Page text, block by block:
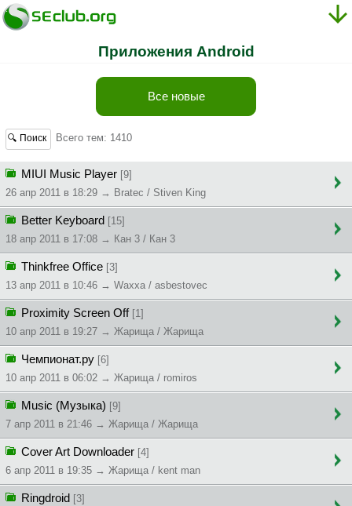
Приложения Android
Все новые
🔍 Поиск Всего тем: 1410
MIUI Music Player [9]
26 апр 2011 в 18:29 → Bratec / Stiven King
Better Keyboard [15]
18 апр 2011 в 17:08 → Кан 3 / Кан 3
Thinkfree Office [3]
13 апр 2011 в 10:46 → Waxxa / asbestovec
Proximity Screen Off [1]
10 апр 2011 в 19:27 → Жapищa / Жapищa
Чемпионат.ру [6]
10 апр 2011 в 06:02 → Жapищa / romiros
Music (Музыка) [9]
7 апр 2011 в 21:46 → Жapищa / Жapищa
Cover Art Downloader [4]
6 апр 2011 в 19:35 → Жapищa / kent man
Ringdroid [3]